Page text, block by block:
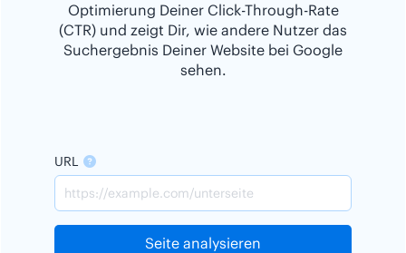
Optimierung Deiner Click-Through-Rate
(CTR) und zeigt Dir, wie andere Nutzer das
Suchergebnis Deiner Website bei Google
sehen.
URL
Seite analysieren